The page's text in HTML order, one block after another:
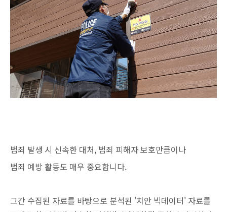
범죄 발생 시 신속한 대처, 범죄 피해자 보호만큼이나
범죄 예방 활동도 매우 중요합니다.
그간 수집된 자료를 바탕으로 분석된 '치안 빅데이터' 자료를